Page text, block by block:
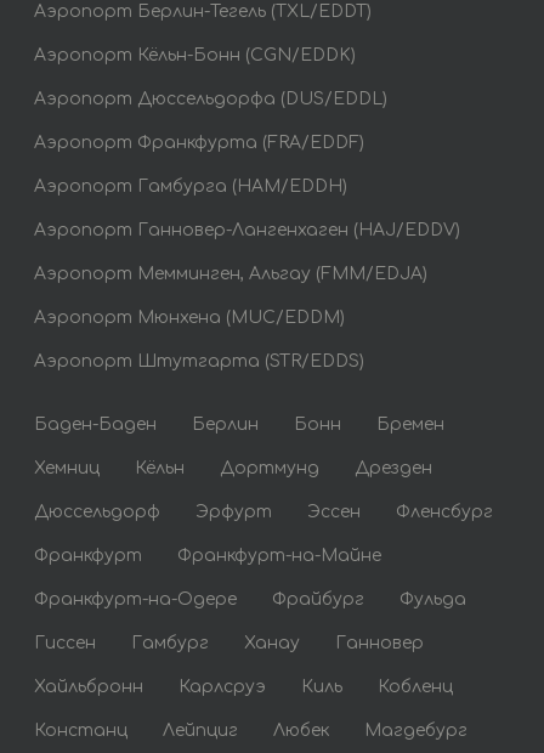
Аэропорт Берлин-Тегель (TXL/EDDT)
Аэропорт Кёльн-Бонн (CGN/EDDK)
Аэропорт Дюссельдорфа (DUS/EDDL)
Аэропорт Франкфурта (FRA/EDDF)
Аэропорт Гамбурга (HAM/EDDH)
Аэропорт Ганновер-Лангенхаген (HAJ/EDDV)
Аэропорт Мемминген, Альгау (FMM/EDJA)
Аэропорт Мюнхена (MUC/EDDM)
Аэропорт Штутгарта (STR/EDDS)
Баден-Баден Берлин Бонн Бремен
Хемниц Кёльн Дортмунд Дрезден
Дюссельдорф Эрфурт Эссен Фленсбург
Франкфурт Франкфурт-на-Майне
Франкфурт-на-Одере Фрайбург Фульда
Гиссен Гамбург Ханау Ганновер
Хайльбронн Карлсруэ Киль Кобленц
Констанц Лейпциг Любек Магдебург